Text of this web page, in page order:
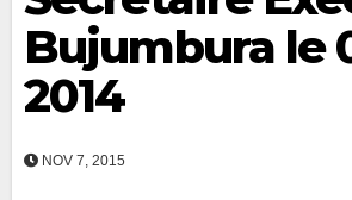
Bujumbura le
2014
NOV 7, 2015